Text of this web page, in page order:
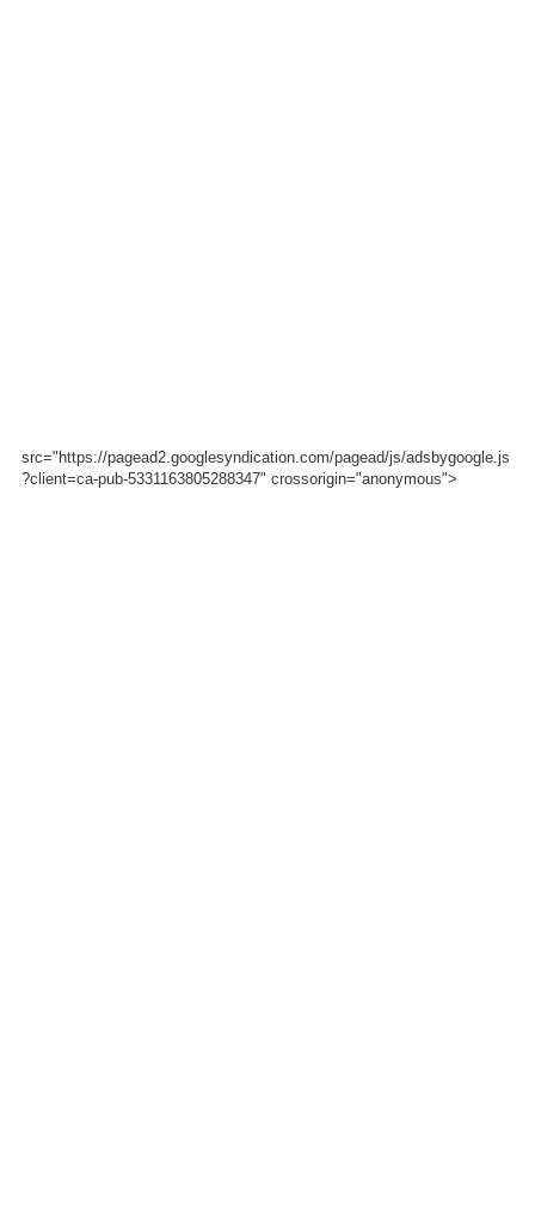
src="https://pagead2.googlesyndication.com/pagead/js/adsbygoogle.js
?client=ca-pub-5331163805288347" crossorigin="anonymous">